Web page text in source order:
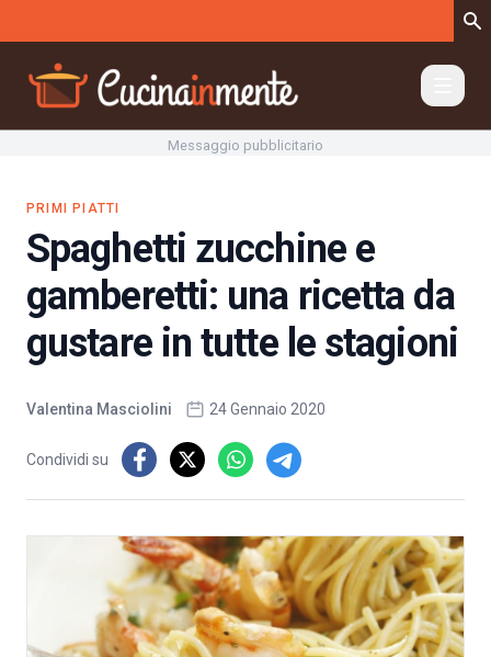
Messaggio pubblicitario
PRIMI PIATTI
Spaghetti zucchine e
gamberetti: una ricetta da
gustare in tutte le stagioni
Valentina Masciolini 24 Gennaio 2020
Condividi su